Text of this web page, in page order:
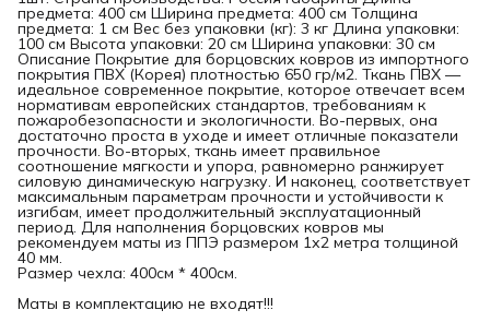
предмета: 400 см Ширина предмета: 400 см Толщина
предмета: 1 см Вес без упаковки (кг): 3 кг Длина упаковки:
100 см Высота упаковки: 20 см Ширина упаковки: 30 см
Описание Покрытие для борцовских ковров из импортного
покрытия ПВХ (Корея) плотностью 650 гр/м2. Ткань ПВХ —
идеальное современное покрытие, которое отвечает всем
нормативам европейских стандартов, требованиям к
пожаробезопасности и экологичности. Во-первых, она
достаточно проста в уходе и имеет отличные показатели
прочности. Во-вторых, ткань имеет правильное
соотношение мягкости и упора, равномерно ранжирует
силовую динамическую нагрузку. И наконец, соответствует
максимальным параметрам прочности и устойчивости к
изгибам, имеет продолжительный эксплуатационный
период. Для наполнения борцовских ковров мы
рекомендуем маты из ППЭ размером 1х2 метра толщиной
40 мм.
Размер чехла: 400см * 400см.
Маты в комплектацию не входят!!!